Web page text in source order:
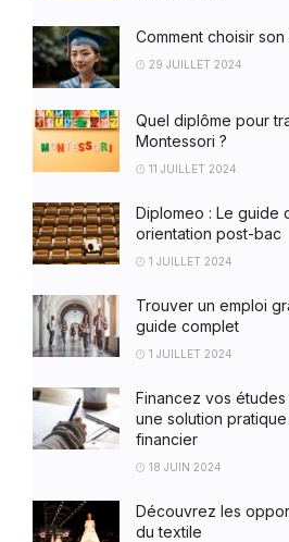
Comment choisir
29 JUILLET 2024
Quel diplôme pour
Montessori ?
11 JUILLET 2024
Diplomeo : Le guide
orientation post-bac
1 JUILLET 2024
Trouver un emploi
guide complet
1 JUILLET 2024
Financez vos
une solution
financier
18 JUIN 2024
Découvrez les
du textile